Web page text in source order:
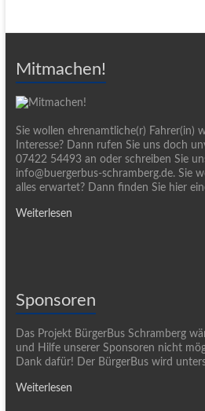
Mitmachen!
Sie wollen ehrenamtliche(r) Fahrer(in)
Interesse? Dann rufen Sie uns doch
07422 54493 an oder schreiben Sie
info@buergerbus-schramberg.de. Sie
alles erwartet? Dann finden Sie hier
Weiterlesen
Sponsoren
Das Projekt BürgerBus Schramberg
und Hilfe unserer Sponsoren nicht
Dank dafür! Der BürgerBus wird
Weiterlesen